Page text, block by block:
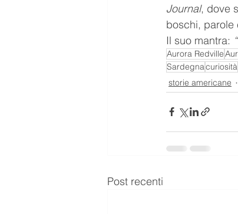
Journal, dove
boschi, parole
Il suo mantra:
Aurora Redville
Sardegnacuriosità
storie americane
Post recenti